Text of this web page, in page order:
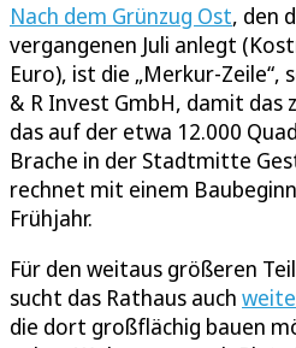
Nach dem Grünzug Ost, den
vergangenen Juli anlegt
Euro), ist die „Merkur-
& R Invest GmbH, damit das
das auf der etwa 12.000
Brache in der Stadtmitte
rechnet mit einem
Frühjahr.
Für den weitaus größeren
sucht das Rathaus auch
die dort großflächig bauen